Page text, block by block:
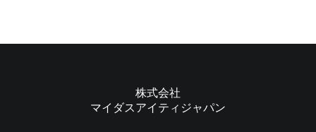
株式会社
マイダスアイティジャパン